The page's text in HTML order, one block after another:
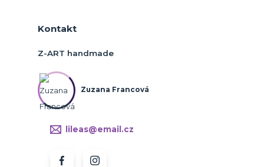
Kontakt
Z-ART handmade
Zuzana Francová
lileas@email.cz